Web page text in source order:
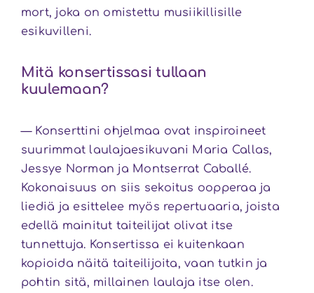
mort, joka on omistettu musiikillisille
esikuvilleni.
Mitä konsertissasi tullaan
kuulemaan?
— Konserttini ohjelmaa ovat inspiroineet
suurimmat laulajaesikuvani Maria Callas,
Jessye Norman ja Montserrat Caballé.
Kokonaisuus on siis sekoitus oopperaa ja
liediä ja esittelee myös repertuaaria, joista
edellä mainitut taiteilijat olivat itse
tunnettuja. Konsertissa ei kuitenkaan
kopioida näitä taiteilijoita, vaan tutkin ja
pohtin sitä, millainen laulaja itse olen.